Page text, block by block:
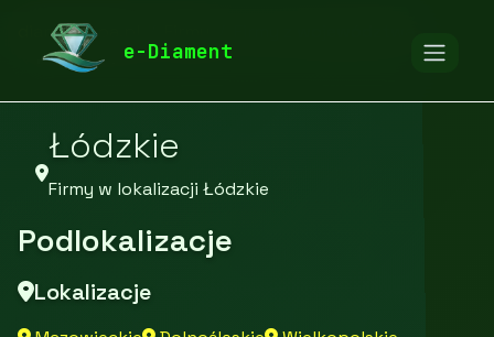
e-Diament
diamentspa.pl
Łódzkie
Firmy w lokalizacji Łódzkie
Podlokalizacje
Lokalizacje